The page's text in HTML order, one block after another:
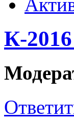
К-